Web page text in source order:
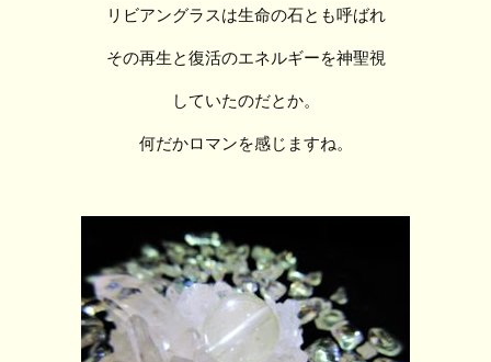
リビアングラスは生命の石とも呼ばれ
その再生と復活のエネルギーを神聖視
していたのだとか。
何だかロマンを感じますね。